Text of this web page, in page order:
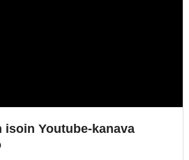
isoin Youtube-kanava